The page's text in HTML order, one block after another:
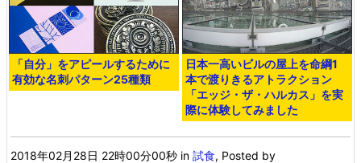
「自分」をアピールするために
有効な名刺パターン25種類
日本一高いビルの屋上を命綱1
本で渡りきるアトラクション
「エッジ・ザ・ハルカス」を実
際に体験してみました
2018年02月28日 22時00分00秒 in試食, Posted by